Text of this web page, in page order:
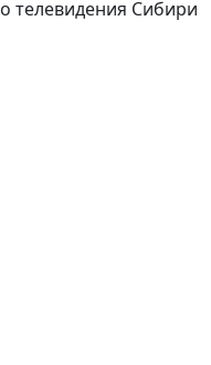
телевидения Сибири